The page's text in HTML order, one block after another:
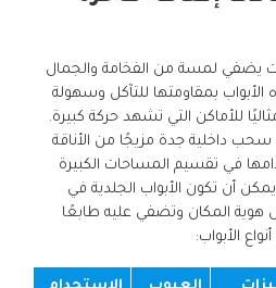
يضفي لمسة من الفخامة والجمال
بمقاومتها للتآكل وسهولة
للأماكن التي تشهد حركة كبيرة.
سحب داخلية جدة مزيجًا من الأناقة
في تقسيم المساحات الكبيرة
أن تكون الأبواب الجلدية في
المكان وتضفي عليه طابعًا
الأبواب: